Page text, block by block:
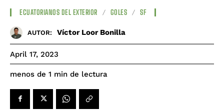
ECUATORIANOS DEL EXTERIOR GOLES SF
AUTOR: Víctor Loor Bonilla
April 17, 2023
menos de 1 min de lectura